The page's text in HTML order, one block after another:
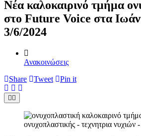
Νέα καλοκαιρινό τμήμα
στο Future Voice στα
3/6/2024
Ανακοινώσεις
Share
Tweet Pin it